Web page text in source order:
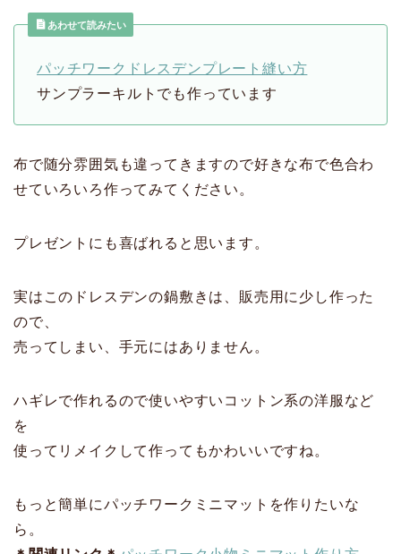
あわせて読みたい
パッチワークドレスデンプレート縫い方
サンプラーキルトでも作っています
布で随分雰囲気も違ってきますので好きな布で色合わ
せていろいろ作ってみてください。
プレゼントにも喜ばれると思います。
実はこのドレスデンの鍋敷きは、販売用に少し作った
ので、
売ってしまい、手元にはありません。
ハギレで作れるので使いやすいコットン系の洋服など
を
使ってリメイクして作ってもかわいいですね。
もっと簡単にパッチワークミニマットを作りたいな
ら。